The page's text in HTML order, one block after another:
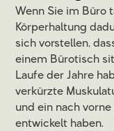
Wenn Sie im Büro
Körperhaltung
sich vorstellen,
einem Bürotisch
Laufe der Jahre
verkürzte
und ein nach
entwickelt haben.